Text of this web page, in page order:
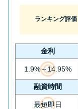
ランキング評価
金利
1.9%～14.95%
融資時間
最短即日